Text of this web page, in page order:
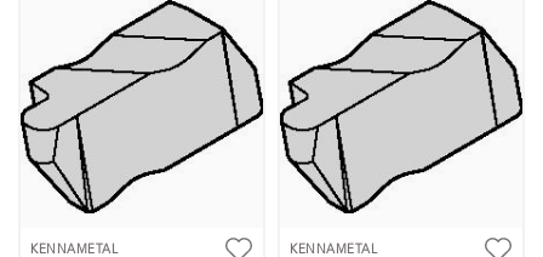
KENNAMETAL KENNAMETAL